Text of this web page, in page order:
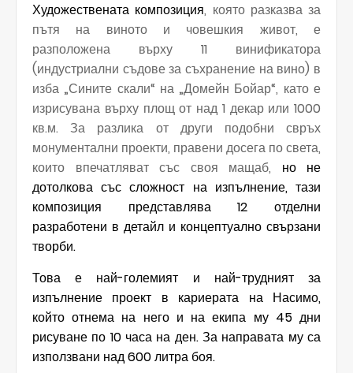
Художествената композиция, кояторазказва за
пътя на виното и човешкия живот, е
разположена върху 11 винификатора
(индустриални съдове за съхранение на вино) в
изба „Сините скали“ на „Домейн Бойар“, като е
изрисувана върху площ от над 1 декар или 1000
кв.м. За разлика от други подобни свръх
монументални проекти, правени досега по света,
които впечатляват със своя мащаб, но не
дотолкова със сложност на изпълнение, тази
композиция представлява 12 отделни
разработени в детайл и концептуално свързани
творби.
Това е най-големият и най-трудният за
изпълнение проект в кариерата на Насимо,
който отнема на него и на екипа му 45 дни
рисуване по 10 часа на ден. За направата му са
използвани над 600 литра боя.